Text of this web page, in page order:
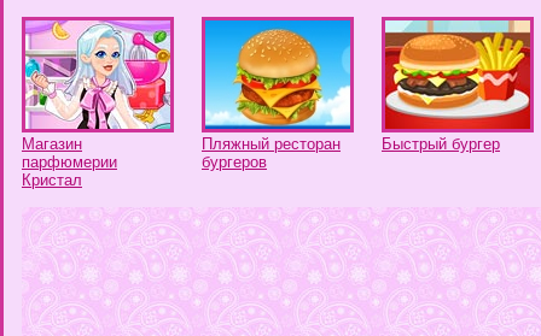
Магазин
парфюмерии
Кристал
Пляжный ресторан
бургеров
Быстрый бургер